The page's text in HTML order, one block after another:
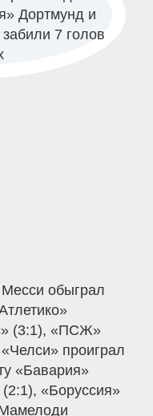
обыграл
(3:1), «ПСЖ»
проиграл
«Бавария»
«Боруссия»